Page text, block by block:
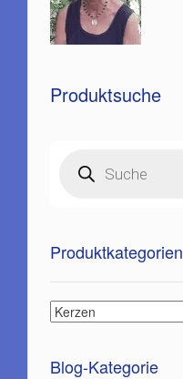
Produktsuche
search
Produktkategorien
Blog-Kategorie